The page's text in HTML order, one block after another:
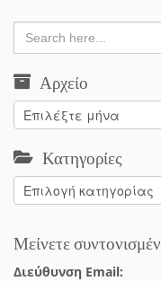
Search
for:
Αρχείο
Αρχείο
Κατηγορίες
Κατηγορίες
Μείνετε
Διεύθυνση Email: